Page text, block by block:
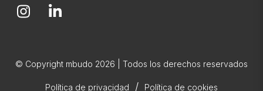
© Copyright mbudo 2026 | Todos los derechos reservados
Política de privacidad / Política de cookies